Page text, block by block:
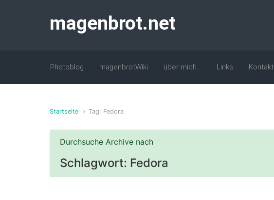
magenbrot.net
Photoblog magenbrotWiki über mich… Links Kontakt
Startseite Tag: Fedora
Durchsuche Archive nach
Schlagwort: Fedora